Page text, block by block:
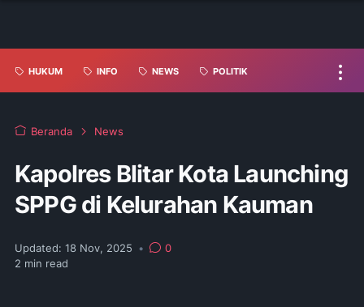
HUKUM INFO NEWS POLITIK
Beranda News
Kapolres Blitar Kota Launching
SPPG di Kelurahan Kauman
Updated: 18 Nov, 2025 •
0
2 min read